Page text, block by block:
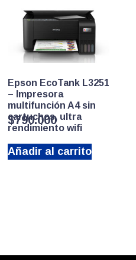
Epson EcoTank L3251
– Impresora
multifunción A4 sin
cartuchos, ultra
rendimiento wifi
$790.000
Añadir al carrito